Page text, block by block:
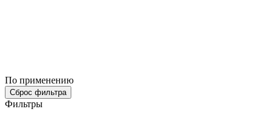
По применению
Сброс фильтра
Фильтры